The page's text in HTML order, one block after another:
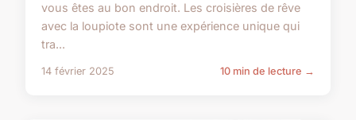
vous êtes au bon endroit. Les croisières de rêve
avec la loupiote sont une expérience unique qui
tra...
14 février 2025 10 min de lecture →